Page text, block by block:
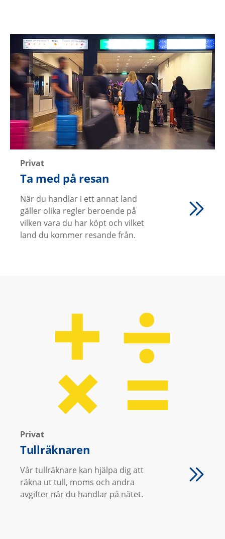
Ta med på resan
Privat
När du handlar i ett annat land
gäller olika regler beroende på
vilken vara du har köpt och vilket
land du kommer resande från.
Tullräknaren
Privat
Vår tullräknare kan hjälpa dig att
räkna ut tull, moms och andra
avgifter när du handlar på nätet.